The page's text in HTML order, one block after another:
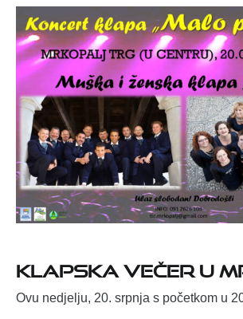
Klapska večer u
Ovu nedjelju, 20. srpnja s početkom u